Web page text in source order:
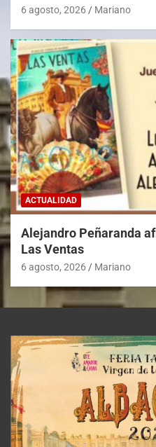
6 agosto, 2026 Mariano
ACTUALIDAD
Alejandro Peñaranda
Las Ventas
6 agosto, 2026 Mariano